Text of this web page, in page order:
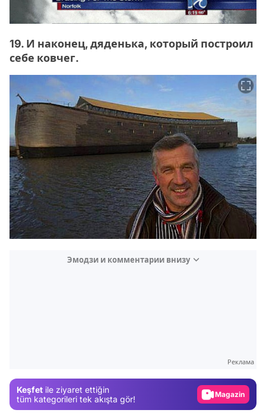
19. И наконец, дяденька, который построил
себе ковчег.
Эмодзи и комментарии внизу
Реклама
Keşfet ile ziyaret ettiğin
tüm kategorileri tek akışta gör!
Video